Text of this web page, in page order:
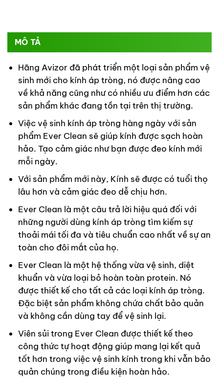
MÔ TẢ
Hãng Avizor đã phát triển một loại sản phẩm vệ
sinh mới cho kính áp tròng, nó được nâng cao
về khả năng cũng như có nhiều ưu điểm hơn các
sản phẩm khác đang tồn tại trên thị trường.
Việc vệ sinh kính áp tròng hàng ngày với sản
phẩm Ever Clean sẽ giúp kính được sạch hoàn
hảo. Tạo cảm giác như bạn được đeo kính mới
mỗi ngày.
Với sản phẩm mới này, Kính sẽ được có tuổi thọ
lâu hơn và cảm giác đeo dễ chịu hơn.
Ever Clean là một câu trả lời hiệu quá đối với
những người dùng kính áp tròng tìm kiếm sự
thoải mái tối đa và tiêu chuẩn cao nhất về sự an
toàn cho đôi mắt của họ.
Ever Clean là một hệ thống vừa vệ sinh, diệt
khuẩn và vừa loại bỏ hoàn toàn protein. Nó
được thiết kế cho tất cả các loại kính áp tròng.
Đặc biệt sản phẩm không chứa chất bảo quản
và không cần dùng tay để vệ sinh lại.
Viên sủi trong Ever Clean được thiết kế theo
công thức tự hoạt động giúp mang lại kết quả
tốt hơn trong việc vệ sinh kính trong khi vẫn bảo
quản chúng trong điều kiện hoàn hảo.